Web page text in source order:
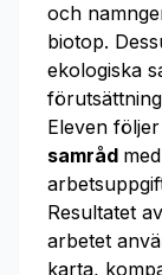
och
biotop.
ekologiska
Eleven
samråd
Resultatet
arbetet
karta,